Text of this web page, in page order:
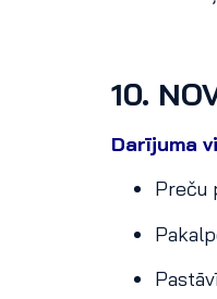
10.
Darījuma
Preču